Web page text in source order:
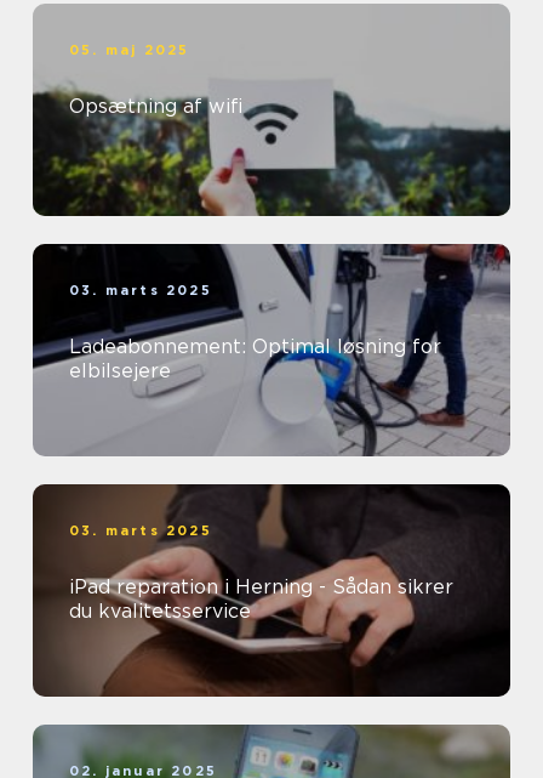
05. maj 2025
Opsætning af wifi
03. marts 2025
Ladeabonnement: Optimal løsning for
elbilsejere
03. marts 2025
iPad reparation i Herning - Sådan sikrer
du kvalitetsservice
02. januar 2025